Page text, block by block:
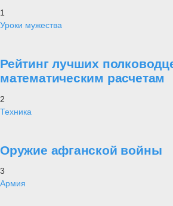
1
Уроки мужества
Рейтинг лучших
математическим расчетам
2
Техника
Оружие афганской войны
3
Армия